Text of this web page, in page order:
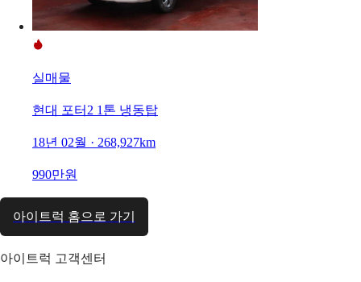
실매물
현대 포터2 1톤 냉동탑
18년 02월 · 268,927km
990만원
아이트럭 홈으로 가기
아이트럭 고객센터